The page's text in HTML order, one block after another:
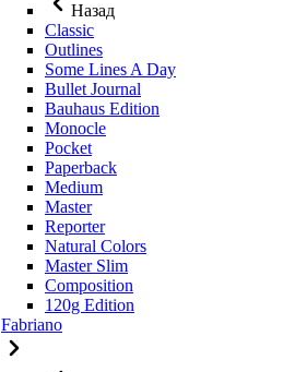
Назад
Classic
Outlines
Some Lines A Day
Bullet Journal
Bauhaus Edition
Monocle
Pocket
Paperback
Medium
Master
Reporter
Natural Colors
Master Slim
Composition
120g Edition
Fabriano